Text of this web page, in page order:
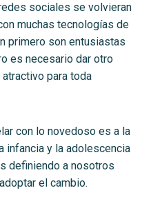
sociales se volvieran
muchas tecnologías de
primero son entusiastas
es necesario dar otro
para toda
con lo novedoso es a la
infancia y la adolescencia
definiendo a nosotros
el cambio.